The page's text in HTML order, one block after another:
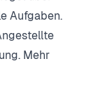
Aufgaben.
Mehr